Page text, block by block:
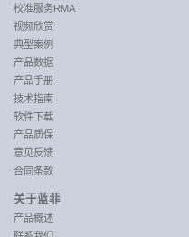
校准服务RMA
视频欣赏
典型案例
产品数据
产品手册
技术指南
软件下载
产品质保
意见反馈
合同条款
关于蓝菲
产品概述